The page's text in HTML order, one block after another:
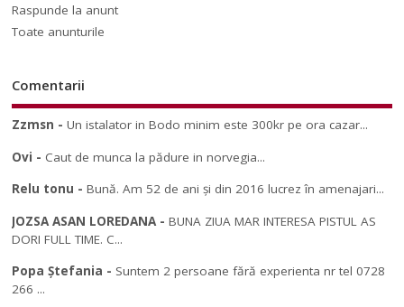
Raspunde la anunt
Toate anunturile
Comentarii
Zzmsn -Un istalator in Bodo minim este 300kr pe ora cazar...
Ovi - Caut de munca la pădure in norvegia...
Relu tonu -Bună. Am 52 de ani și din 2016 lucrez în amenajari...
JOZSA ASAN LOREDANA-BUNA ZIUA MAR INTERESA PISTUL AS
DORI FULL TIME. C...
Popa Ștefania - Suntem 2 persoane fără experienta nr tel 0728
266 ...